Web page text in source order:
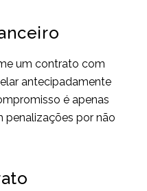
um contrato com
antecipadamente
é apenas
penalizações por não